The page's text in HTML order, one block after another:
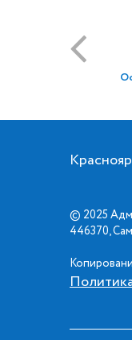
© 2025
446370,